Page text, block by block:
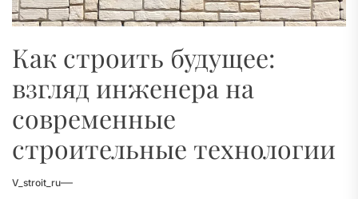
Как строить будущее:
взгляд инженера на
современные
строительные технологии
V_stroit_ru